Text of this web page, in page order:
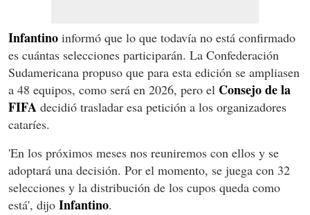
Infantino informó que lo que todavía no está confirmado
es cuántas selecciones participarán. La Confederación
Sudamericana propuso que para esta edición se ampliasen
a 48 equipos, como será en 2026, pero el Consejo de la
FIFA decidió trasladar esa petición a los organizadores
cataríes.
'En los próximos meses nos reuniremos con ellos y se
adoptará una decisión. Por el momento, se juega con 32
selecciones y la distribución de los cupos queda como
está', dijo Infantino.